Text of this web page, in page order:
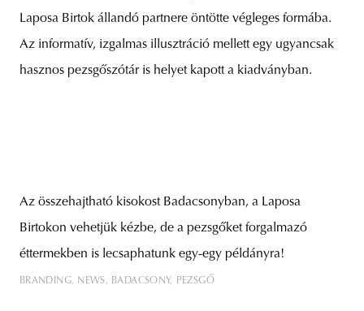
Laposa Birtok állandó partnere öntötte végleges formába.
Az informatív, izgalmas illusztráció mellett egy ugyancsak
hasznos pezsgőszótár is helyet kapott a kiadványban.
Az összehajtható kisokost Badacsonyban, a Laposa
Birtokon vehetjük kézbe, de a pezsgőket forgalmazó
éttermekben is lecsaphatunk egy-egy példányra!
BRANDING NEWS BADACSONY PEZSGŐ